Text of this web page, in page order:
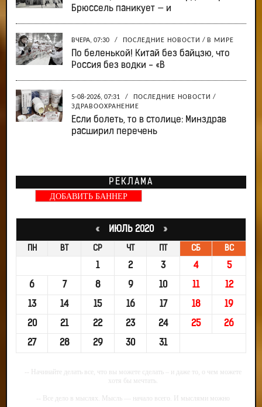
Брюссель паникует — и
ВЧЕРА, 07:30 / ПОСЛЕДНИЕ НОВОСТИ / В МИРЕ
По беленькой! Китай без байцзю, что
Россия без водки - «В
5-08-2026, 07:31 / ПОСЛЕДНИЕ НОВОСТИ /
ЗДРАВООХРАНЕНИЕ
Если болеть, то в столице: Минздрав
расширил перечень
РЕКЛАМА
ДОБАВИТЬ БАННЕР
«ИЮЛЬ 2020 »
ПН ВТ СР ЧТ СБ ВС
1 2 3 4 5
6 7 8 9 10 11 12
13 14 15 16 17 18 19
20 21 22 23 24 25 26
27 28 29 30 31
-- Начинайте делать все, что вы можете сделать – и даже то, о чем можете
хотя бы мечтать.
-- Все дело в мыслях. Мысль — начало всего. И мыслями можно